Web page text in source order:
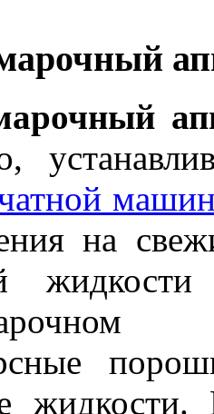
на
жидкости.